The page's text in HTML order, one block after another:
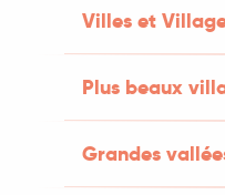
Villes et
Plus beaux
Grandes